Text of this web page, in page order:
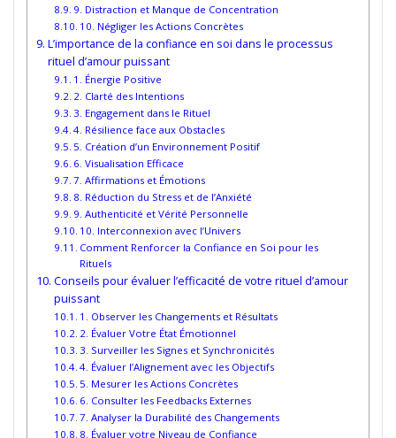
9. Distraction et Manque de Concentration
10. Négliger les Actions Concrètes
L’importance de la confiance en soi dans le processus
rituel d’amour puissant
1. Énergie Positive
2. Clarté des Intentions
3. Engagement dans le Rituel
4. Résilience face aux Obstacles
5. Création d’un Environnement Positif
6. Visualisation Efficace
7. Affirmations et Émotions
8. Réduction du Stress et de l’Anxiété
9. Authenticité et Vérité Personnelle
10. Interconnexion avec l’Univers
Comment Renforcer la Confiance en Soi pour les
Rituels
Conseils pour évaluer l’efficacité de votre rituel d’amour
puissant
1. Observer les Changements et Résultats
2. Évaluer Votre État Émotionnel
3. Surveiller les Signes et Synchronicités
4. Évaluer l’Alignement avec les Objectifs
5. Mesurer les Actions Concrètes
6. Consulter les Feedbacks Externes
7. Analyser la Durabilité des Changements
8. Évaluer votre Niveau de Confiance